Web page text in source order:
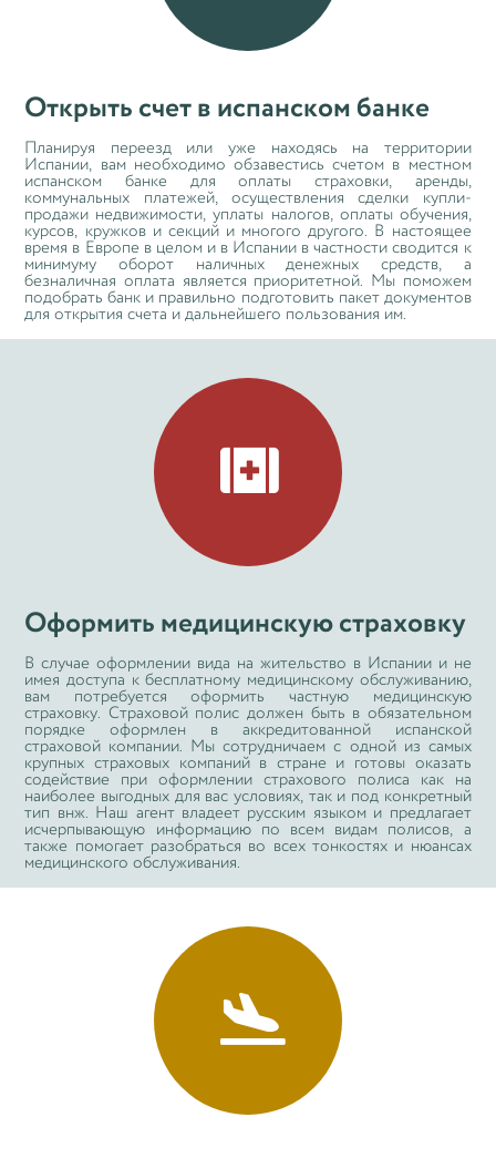
Открыть счет в испанском банке
Планируя переезд или уже находясь на территории
Испании, вам необходимо обзавестись счетом в местном
испанском банке для оплаты страховки, аренды,
коммунальных платежей, осуществления сделки купли-
продажи недвижимости, уплаты налогов, оплаты обучения,
курсов, кружков и секций и многого другого. В настоящее
время в Европе в целом и в Испании в частности сводится к
минимуму оборот наличных денежных средств, а
безналичная оплата является приоритетной. Мы поможем
подобрать банк и правильно подготовить пакет документов
для открытия счета и дальнейшего пользования им.

Оформить медицинскую страховку
В случае оформлении вида на жительство в Испании и не
имея доступа к бесплатному медицинскому обслуживанию,
вам потребуется оформить частную медицинскую
страховку. Страховой полис должен быть в обязательном
порядке оформлен в аккредитованной испанской
страховой компании. Мы сотрудничаем с одной из самых
крупных страховых компаний в стране и готовы оказать
содействие при оформлении страхового полиса как на
наиболее выгодных для вас условиях, так и под конкретный
тип внж. Наш агент владеет русским языком и предлагает
исчерпывающую информацию по всем видам полисов, а
также помогает разобраться во всех тонкостях и нюансах
медицинского обслуживания.
